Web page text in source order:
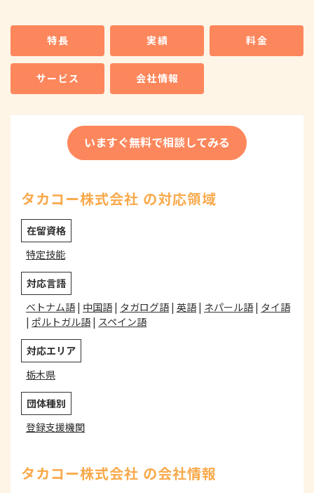
特長 実績 料金
サービス 会社情報
いますぐ無料で相談してみる
タカコー株式会社 の対応領域
在留資格
特定技能
対応言語
ベトナム語| 中国語| タガログ語| 英語| ネパール語| タイ語
| ポルトガル語| スペイン語
対応エリア
栃木県
団体種別
登録支援機関
タカコー株式会社 の会社情報